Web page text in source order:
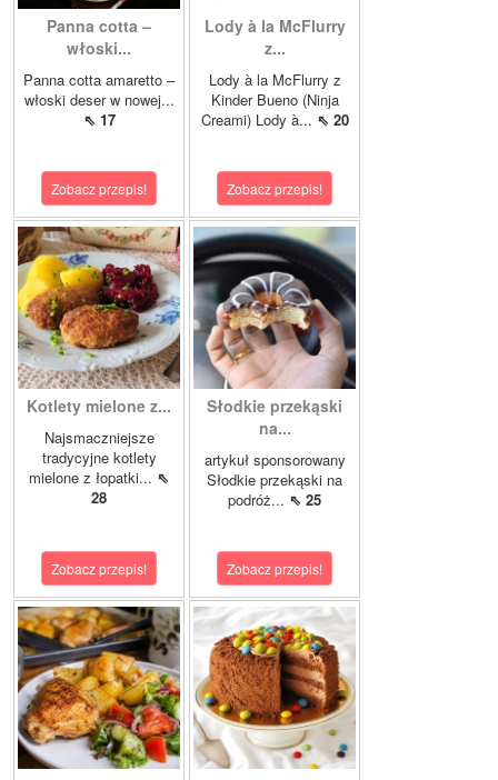
Panna cotta –
włoski...
Panna cotta amaretto –
włoski deser w nowej...
⇖ 17
Zobacz przepis!
Lody à la McFlurry
z...
Lody à la McFlurry z
Kinder Bueno (Ninja
Creami) Lody à... ⇖ 20
Zobacz przepis!
Kotlety mielone z...
Najsmaczniejsze
tradycyjne kotlety
mielone z łopatki... ⇖
28
Zobacz przepis!
Słodkie przekąski
na...
artykuł sponsorowany
Słodkie przekąski na
podróż... ⇖ 25
Zobacz przepis!